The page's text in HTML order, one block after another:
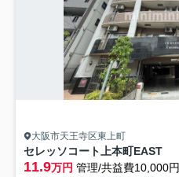
大阪市天王寺区東上町
セレッソコート上本町EAST
11.9万円 管理/共益費10,000円